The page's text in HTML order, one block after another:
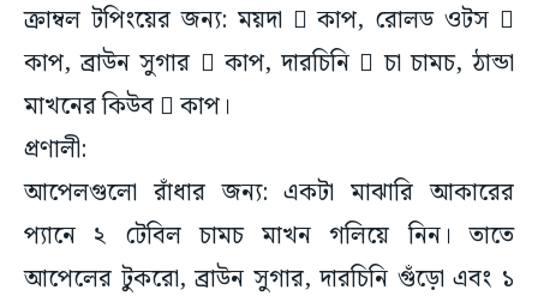
ক্রাম্বল টপিংয়ের জন্য: ময়দা  কাপ, রোলড ওটস 
কাপ, ব্রাউন সুগার  কাপ, দারচিনি  চা চামচ, ঠান্ডা
মাখনের কিউব  কাপ।
প্রণালী:
আপেলগুলো রাঁধার জন্য: একটা মাঝারি আকারের
প্যানে ২ টেবিল চামচ মাখন গলিয়ে নিন। তাতে
আপেলের টুকরো, ব্রাউন সুগার, দারচিনি গুঁড়ো এবং ১